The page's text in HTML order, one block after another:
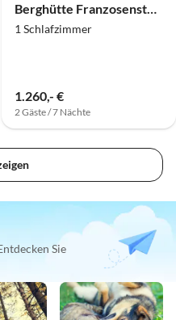
Berghütte Franzosenstüberl
1 Schlafzimmer
1.260,- €
2 Gäste / 7 Nächte
Sie